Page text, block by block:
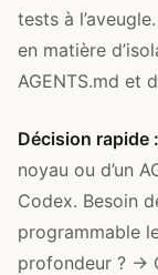
tests à
en matière
AGENTS.md et
Décision rapide :
noyau ou d’un
Codex. Besoin
programmable
profondeur ? →